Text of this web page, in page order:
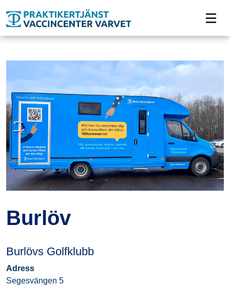
Tillgänglighetsmeny
Burlöv
Burlövs Golfklubb
Adress
Segesvängen 5